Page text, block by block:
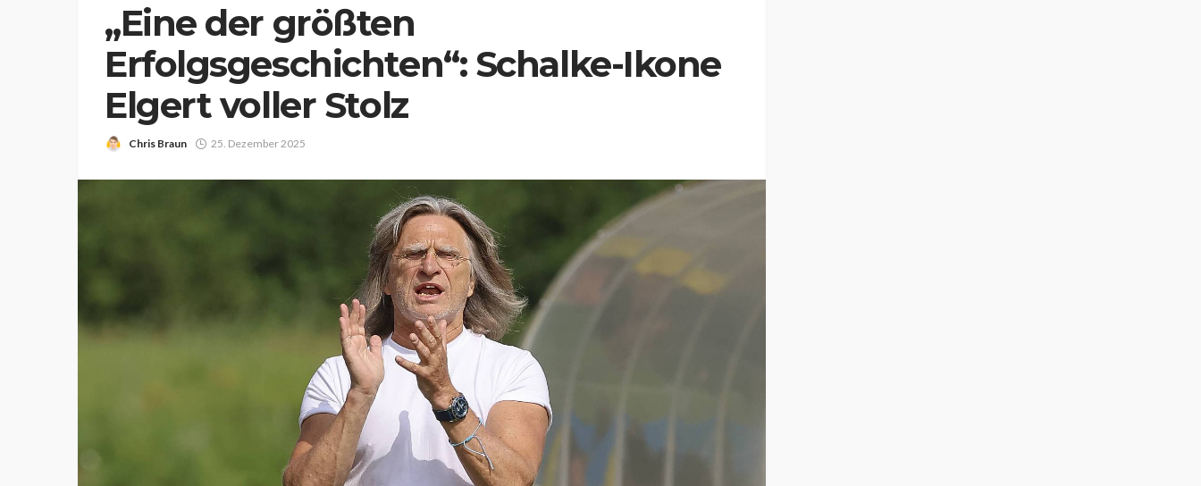
„Eine der größten
Erfolgsgeschichten“: Schalke-Ikone
Elgert voller Stolz
Chris Braun 25. Dezember 2025